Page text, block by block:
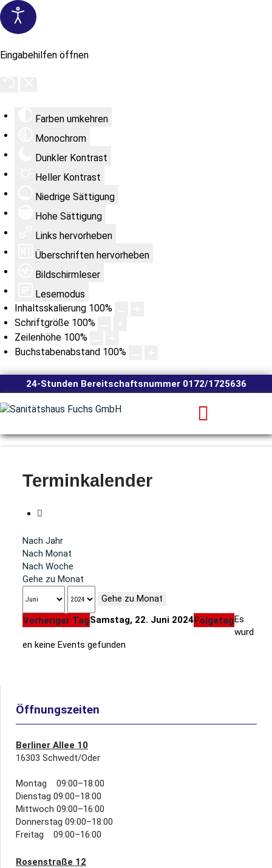
Eingabehilfen öffnen
Farben umkehren
Monochrom
Dunkler Kontrast
Heller Kontrast
Niedrige Sättigung
Hohe Sättigung
Links hervorheben
Überschriften hervorheben
Bildschirmleser
Lesemodus
Inhaltsskalierung 100%
Schriftgröße 100%
Zeilenhöhe 100%
Buchstabenabstand 100%
24-Stunden Bereitschaftsnummer 0172/1725636
Terminkalender
Nach Jahr
Nach Monat
Nach Woche
Gehe zu Monat
Gehe zu Monat
Vorheriger TagSamstag, 22. Juni 2024FolgetagEs
wurd
en keine Events gefunden
Öffnungszeiten
Berliner Allee 10
16303 Schwedt/Oder
Montag 09:00–18:00
Dienstag 09:00–18:00
Mittwoch 09:00–16:00
Donnerstag 09:00–18:00
Freitag 09:00–16:00
Rosenstraße 12